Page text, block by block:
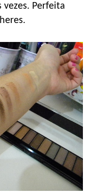
Perfeita